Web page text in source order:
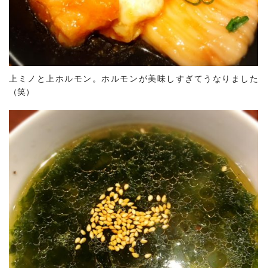
上ミノと上ホルモン。ホルモンが美味しすぎてうなりました
（笑）